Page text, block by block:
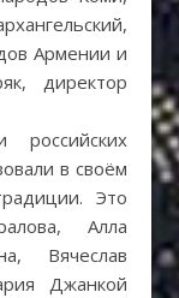
Армении и
директор
российских
в своём
Это
Алла
Вячеслав
Джанкой